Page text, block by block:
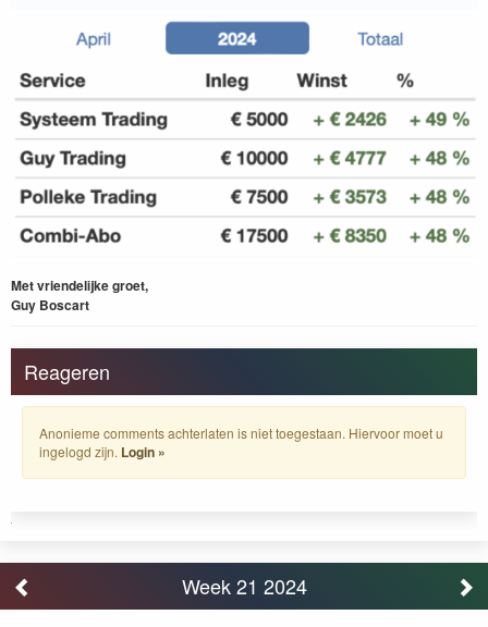
Met vriendelijke groet,
Guy Boscart
Reageren
Anonieme comments achterlaten is niet toegestaan. Hiervoor moet u
ingelogd zijn. Login »
Week 21 2024